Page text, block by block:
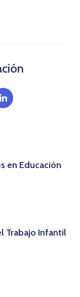
en Educación
Trabajo Infantil